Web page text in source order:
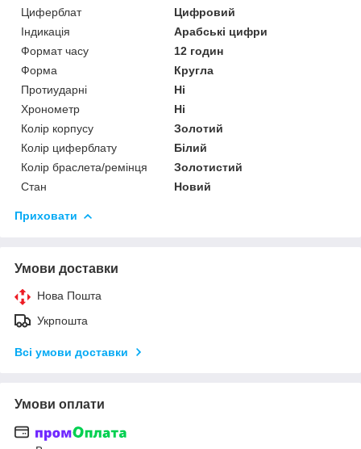
Циферблат
Цифровий
Індикація
Арабські цифри
Формат часу
12 годин
Форма
Кругла
Протиударні
Ні
Хронометр
Ні
Колір корпусу
Золотий
Колір циферблату
Білий
Колір браслета/ремінця
Золотистий
Стан
Новий
Приховати
Умови доставки
Нова Пошта
Укрпошта
Всі умови доставки
Умови оплати